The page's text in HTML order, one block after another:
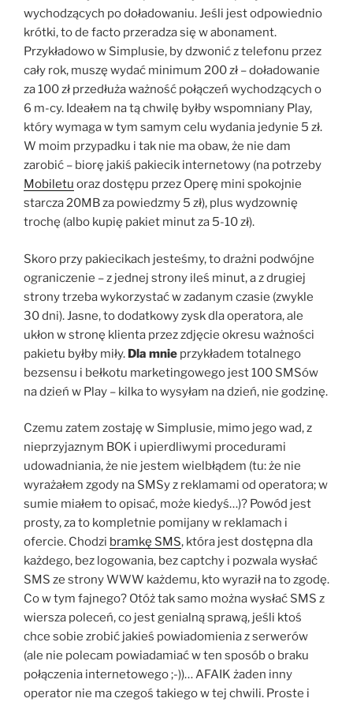
wychodzących po doładowaniu. Jeśli jest odpowiednio
krótki, to de facto przeradza się w abonament.
Przykładowo w Simplusie, by dzwonić z telefonu przez
cały rok, muszę wydać minimum 200 zł – doładowanie
za 100 zł przedłuża ważność połączeń wychodzących o
6 m-cy. Ideałem na tą chwilę byłby wspomniany Play,
który wymaga w tym samym celu wydania jedynie 5 zł.
W moim przypadku i tak nie ma obaw, że nie dam
zarobić – biorę jakiś pakiecik internetowy (na potrzeby
Mobiletu oraz dostępu przez Operę mini spokojnie
starcza 20MB za powiedzmy 5 zł), plus wydzownię
trochę (albo kupię pakiet minut za 5-10 zł).
Skoro przy pakiecikach jesteśmy, to drażni podwójne
ograniczenie – z jednej strony ileś minut, a z drugiej
strony trzeba wykorzystać w zadanym czasie (zwykle
30 dni). Jasne, to dodatkowy zysk dla operatora, ale
ukłon w stronę klienta przez zdjęcie okresu ważności
pakietu byłby miły. Dla mnie przykładem totalnego
bezsensu i bełkotu marketingowego jest 100 SMSów
na dzień w Play – kilka to wysyłam na dzień, nie godzinę.
Czemu zatem zostaję w Simplusie, mimo jego wad, z
nieprzyjaznym BOK i upierdliwymi procedurami
udowadniania, że nie jestem wielbłądem (tu: że nie
wyrażałem zgody na SMSy z reklamami od operatora; w
sumie miałem to opisać, może kiedyś…)? Powód jest
prosty, za to kompletnie pomijany w reklamach i
ofercie. Chodzi bramkę SMS, która jest dostępna dla
każdego, bez logowania, bez captchy i pozwala wysłać
SMS ze strony WWW każdemu, kto wyraził na to zgodę.
Co w tym fajnego? Otóż tak samo można wysłać SMS z
wiersza poleceń, co jest genialną sprawą, jeśli ktoś
chce sobie zrobić jakieś powiadomienia z serwerów
(ale nie polecam powiadamiać w ten sposób o braku
połączenia internetowego ;-))… AFAIK żaden inny
operator nie ma czegoś takiego w tej chwili. Proste i